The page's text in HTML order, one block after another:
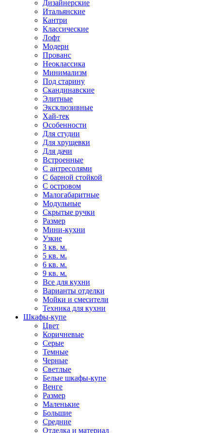
Дизайнерские
Итальянские
Кантри
Классические
Лофт
Модерн
Прованс
Неоклассика
Минимализм
Под старину
Скандинавские
Элитные
Эксклюзивные
Хай-тек
Особенности
Для студии
Для хрущевки
Для дачи
Встроенные
С антресолями
С барной стойкой
С островом
Малогабаритные
Модульные
Скрытые ручки
Размер
Мини-кухни
Узкие
3 кв. м.
5 кв. м.
6 кв. м.
9 кв. м.
Все для кухни
Варианты отделки
Мойки и смесители
Техника для кухни
Шкафы-купе
Цвет
Коричневые
Серые
Темные
Черные
Светлые
Белые шкафы-купе
Венге
Размер
Маленькие
Большие
Средние
Отделка и материал